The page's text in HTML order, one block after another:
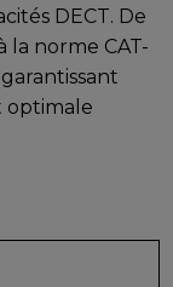
DECT. De
la norme CAT-
optimale